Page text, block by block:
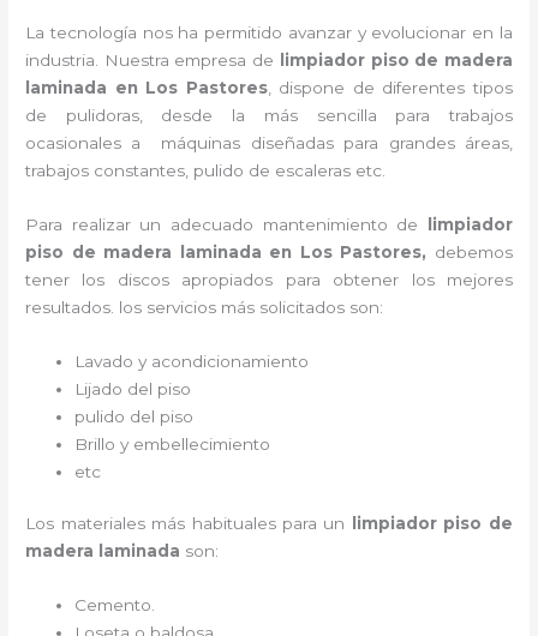
La tecnología nos ha permitido avanzar y evolucionar en la
industria. Nuestra empresa de
limpiador piso de madera
laminada en Los Pastores, dispone de diferentes tipos
de pulidoras, desde la más sencilla para trabajos
ocasionales a máquinas diseñadas para grandes áreas,
trabajos constantes, pulido de escaleras etc.
Para realizar un adecuado mantenimiento de
limpiador
piso de madera laminada en Los Pastores, debemos
tener los discos apropiados para obtener los mejores
resultados. los servicios más solicitados son:
Lavado y acondicionamiento
Lijado del piso
pulido del piso
Brillo y embellecimiento
etc
Los materiales más habituales para un
limpiador piso de
madera laminada son:
Cemento.